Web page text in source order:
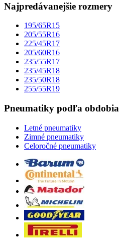
Najpredávanejšie rozmery
195/65R15
205/55R16
225/45R17
205/60R16
235/55R17
235/45R18
235/50R18
255/55R19
Pneumatiky podľa obdobia
Letné pneumatiky
Zimné pneumatiky
Celoročné pneumatiky